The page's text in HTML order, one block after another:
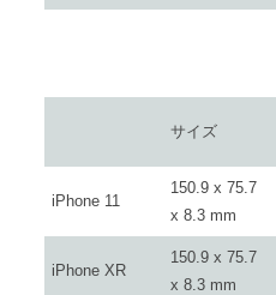
サイズ
iPhone 11
150.9 x 75.7
x 8.3 mm
iPhone XR
150.9 x 75.7
x 8.3 mm